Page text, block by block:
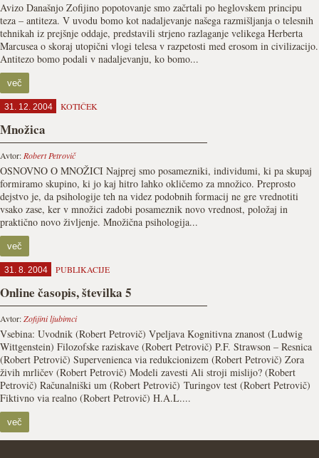
Avizo Današnjo Zofijino popotovanje smo začrtali po heglovskem principu
teza – antiteza. V uvodu bomo kot nadaljevanje našega razmišljanja o telesnih
tehnikah iz prejšnje oddaje, predstavili strjeno razlaganje velikega Herberta
Marcusea o skoraj utopični vlogi telesa v razpetosti med erosom in civilizacijo.
Antitezo bomo podali v nadaljevanju, ko bomo...
več
31. 12. 2004 KOTIČEK
Množica
Avtor: Robert Petrovič
OSNOVNO O MNOŽICI Najprej smo posamezniki, individumi, ki pa skupaj
formiramo skupino, ki jo kaj hitro lahko okličemo za množico. Preprosto
dejstvo je, da psihologije teh na videz podobnih formacij ne gre vrednotiti
vsako zase, ker v množici zadobi posameznik novo vrednost, položaj in
praktično novo življenje. Množična psihologija...
več
31. 8. 2004 PUBLIKACIJE
Online časopis, številka 5
Avtor:Zofijini ljubimci
Vsebina: Uvodnik (Robert Petrovič) Vpeljava Kognitivna znanost (Ludwig
Wittgenstein) Filozofske raziskave (Robert Petrovič) P.F. Strawson – Resnica
(Robert Petrovič) Supervenienca via redukcionizem (Robert Petrovič) Zora
živih mrličev (Robert Petrovič) Modeli zavesti Ali stroji mislijo? (Robert
Petrovič) Računalniški um (Robert Petrovič) Turingov test (Robert Petrovič)
Fiktivno via realno (Robert Petrovič) H.A.L....
več